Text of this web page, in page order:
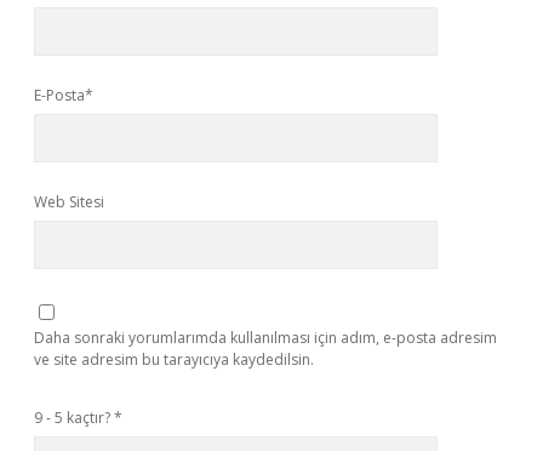
E-Posta*
Web Sitesi
Daha sonraki yorumlarımda kullanılması için adım, e-posta adresim
ve site adresim bu tarayıcıya kaydedilsin.
9 - 5 kaçtır?*